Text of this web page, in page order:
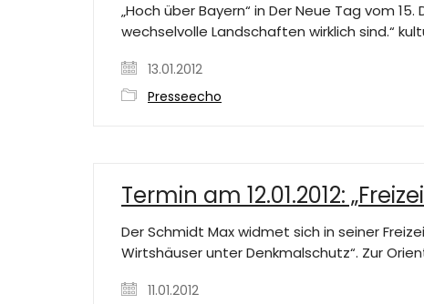
„Hoch über Bayern“ in Der Neue Tag vom
wechselvolle Landschaften wirklich sind.“
13.01.2012
Presseecho
Termin am 12.01.2012:
Der Schmidt Max widmet sich in seiner
Wirtshäuser unter Denkmalschutz“. Zur
11.01.2012